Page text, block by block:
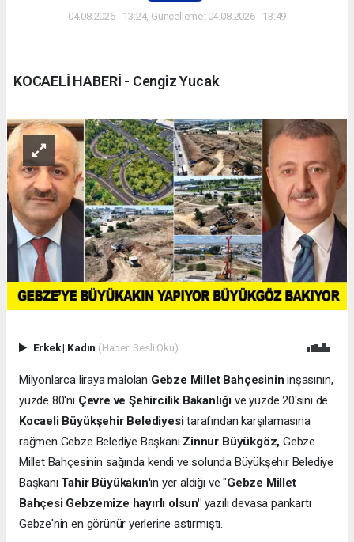
04.08.2026 - 13:24, Güncelleme: 04.08.2026 - 13:49
KOCAELİ HABERİ - Cengiz Yucak
Erkek| Kadın (Haberi Sesli Oku)
Milyonlarca liraya malolan Gebze Millet Bahçesinin inşasının,
yüzde 80'ni Çevre ve Şehircilik Bakanlığı ve yüzde 20'sini de
Kocaeli Büyükşehir Belediyesitarafından karşılamasına
rağmen Gebze Belediye Başkanı Zinnur Büyükgöz, Gebze
Millet Bahçesinin sağında kendi ve solunda Büyükşehir Belediye
Başkanı Tahir Büyükakın'ın yer aldığı ve "Gebze Millet
Bahçesi Gebzemize hayırlı olsun"yazılı devasa pankartı
Gebze'nin en görünür yerlerine astırmıştı.